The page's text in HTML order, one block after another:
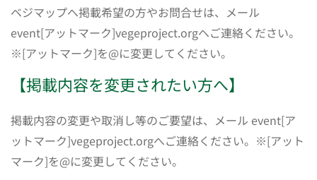
ベジマップへ掲載希望の方やお問合せは、メール
event[アットマーク]vegeproject.orgへご連絡ください。
※[アットマーク]を@に変更してください。
【掲載内容を変更されたい方へ】
掲載内容の変更や取消し等のご要望は、メール event[ア
ットマーク]vegeproject.orgへご連絡ください。※[アット
マーク]を@に変更してください。